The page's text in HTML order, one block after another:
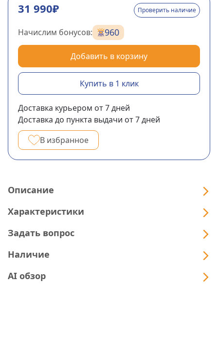
31 990₽ Проверить наличие
Начислим бонусов: 960
Добавить в корзину
Купить в 1 клик
Доставка курьером от 7дней
Доставка до пункта выдачи от 7дней
В избранное
Описание
Характеристики
Задать вопрос
Наличие
AI обзор